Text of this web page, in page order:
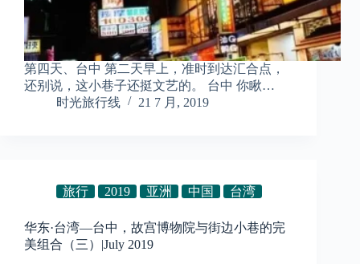
第四天、台中 第二天早上，准时到达汇合点，
还别说，这小巷子还挺文艺的。 台中 你瞅…
时光旅行线
21 7 月, 2019
旅行 2019 亚洲 中国 台湾
华东·台湾—台中，故宫博物院与街边小巷的完
美组合（三）|July 2019